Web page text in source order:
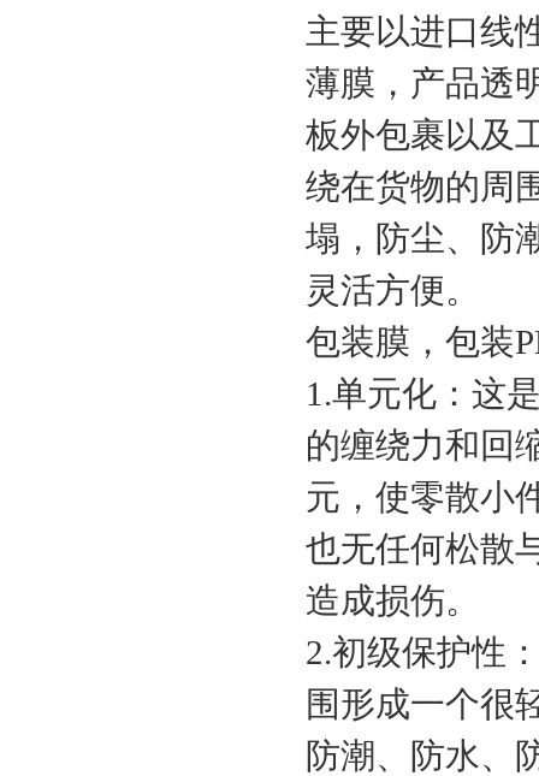
主要以进口线
薄膜，产品透
板外包裹以及
绕在货物的周
塌，防尘、防
灵活方便。
包装膜，包装
1.单元化：这
的缠绕力和回
元，使零散小
也无任何松散
造成损伤。
2.初级保护性
围形成一个很
防潮、防水、